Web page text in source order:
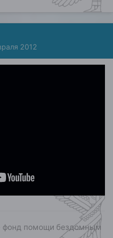
2012
фонд помощи бездомным